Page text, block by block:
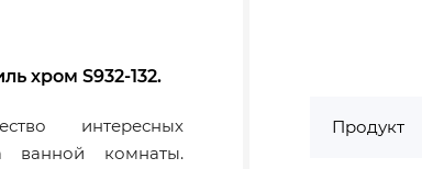
хром S932-132.
интересных
ванной комнаты.
Продукт